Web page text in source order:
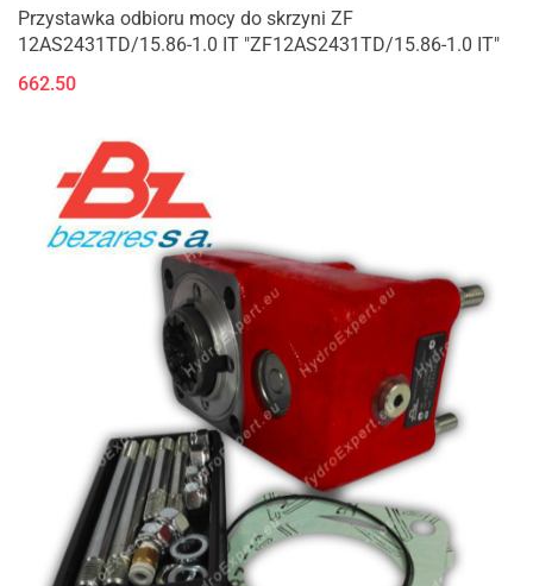
Przystawka odbioru mocy do skrzyni ZF
12AS2431TD/15.86-1.0 IT "ZF12AS2431TD/15.86-1.0 IT"
662.50